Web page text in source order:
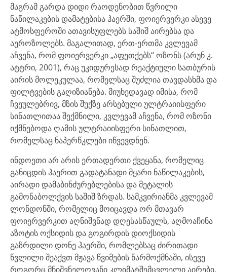
მაგრამ გარდა დიდი რაოდენობით წვრილი
ნაწილაკების დამატებისა ჰაერში, ფოიერვერკი ასევე
ატმოსფეროში ათავისუფლებს საშიშ აირებსა და
აეროზოლებს. მაგალითად, ერთ-ერთმა კვლევამ
აჩვენა, რომ ფოიერვერკი „აფეთქებს“ ოზონს (არუნ კ.
ატტრი, 2001), რაც უკიდურესად რეაქტიული სათბურის
აირის მოლეკულაა, რომელსაც შუძლია თავდასხმა და
ფილტვების გაღიზიანება. მიუხედავად იმისა, რომ
ჩვეულებრივ, მზის შუქზე არსებული ულტრაიისფერი
სინათლითაა შექმნილი, კვლევამ აჩვენა, რომ ოზონი
იქმნებოდა ღამის ულტრაიისფერი სინათლით,
რომელსაც ნაპერწკლები იწვევდნენ.
ინდოეთი არ არის ერთადერთი ქვეყანა, რომელიც
განიცდის ჰაერით გადატანადი მყარი ნაწილაკების,
აირადი დამაბინძურებლებისა და მეტალის
გამონაბოლქვის საშიშ ზრდას. სამკვირიანმა კვლევამ
ლონდონში, რომელიც მოიცავდა ორ მთავარ
ფოიერვერკით აღნიშვნად დღესასწაულს, აღმოაჩინა
აზოტის ოქსიდის და გოგირდის დიოქსიდის
გაზრდილი დონე ჰაერში, რომლებსაც ძირითადი
წვლილი შეაქვთ მჟავა წვიმების წარმოქმნაში, ისევე
როგორც მნიშვნელოვანი კლიმატშემცვლელი აირები,